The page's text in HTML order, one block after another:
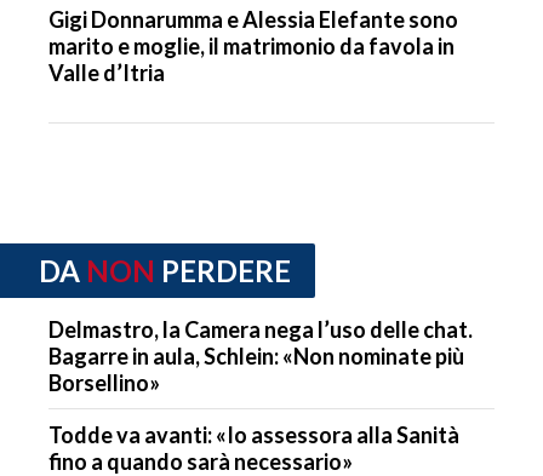
Gigi Donnarumma e Alessia Elefante sono
marito e moglie, il matrimonio da favola in
Valle d’Itria
DA NON PERDERE
Delmastro, la Camera nega l’uso delle chat.
Bagarre in aula, Schlein: «Non nominate più
Borsellino»
Todde va avanti: «Io assessora alla Sanità
fino a quando sarà necessario»